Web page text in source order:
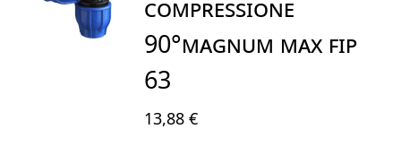
COMPRESSIONE
90°MAGNUM MAX FIP
63
13,88 €